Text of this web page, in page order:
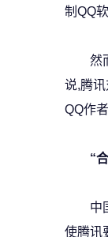
制QQ
然而
说,腾
QQ作
“合
中国
使腾讯